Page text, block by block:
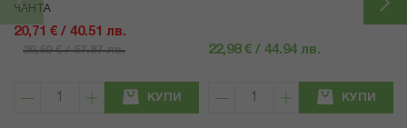
ЧАНТА
20,71 € / 40.51 лв.
29,59 € / 57.87 лв.
КУПИ
22,98 € / 44.94 лв.
КУПИ